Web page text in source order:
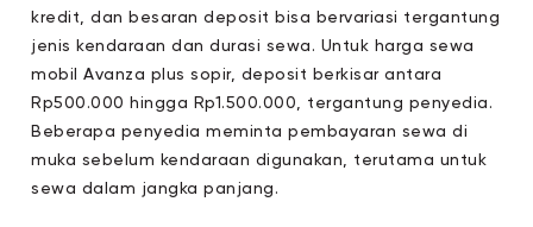
kredit, dan besaran deposit bisa bervariasi tergantung
jenis kendaraan dan durasi sewa. Untuk harga sewa
mobil Avanza plus sopir, deposit berkisar antara
Rp500.000 hingga Rp1.500.000, tergantung penyedia.
Beberapa penyedia meminta pembayaran sewa di
muka sebelum kendaraan digunakan, terutama untuk
sewa dalam jangka panjang.